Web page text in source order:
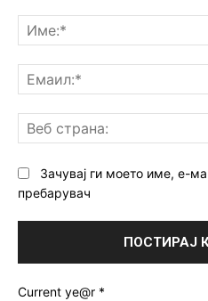
Зачувај ги моето име, е-
пребарувач
Current ye@r *